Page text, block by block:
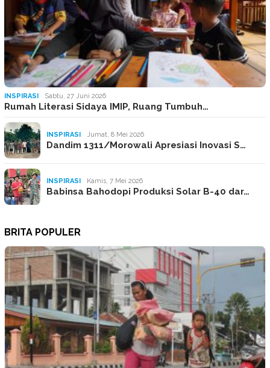
INSPIRASI Sabtu, 27 Juni 2026
Rumah Literasi Sidaya IMIP, Ruang Tumbuh…
INSPIRASI Jumat, 8 Mei 2026
Dandim 1311/Morowali Apresiasi Inovasi S…
INSPIRASI Kamis, 7 Mei 2026
Babinsa Bahodopi Produksi Solar B-40 dar…
BRITA POPULER